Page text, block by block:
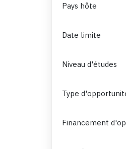
Pays hôte
Date limite
Niveau d'études
Type
Financement